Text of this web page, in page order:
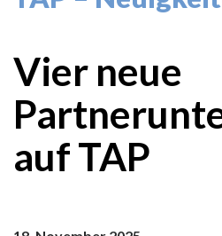
Vier neue
auf TAP